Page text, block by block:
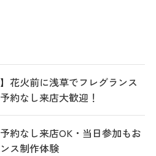
花火前に浅草でフレグランス
約なし来店大歓迎！
約なし来店OK・当日参加もお
ス制作体験